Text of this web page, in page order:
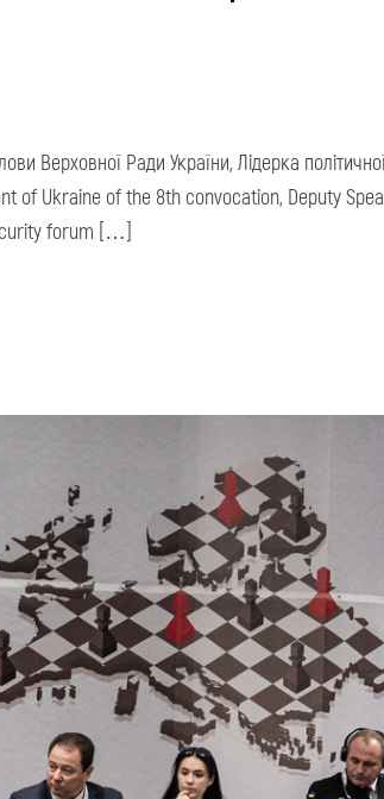
Верховної Ради України, Лідерка
of Ukraine of the 8th convocation, Deputy
forum […]